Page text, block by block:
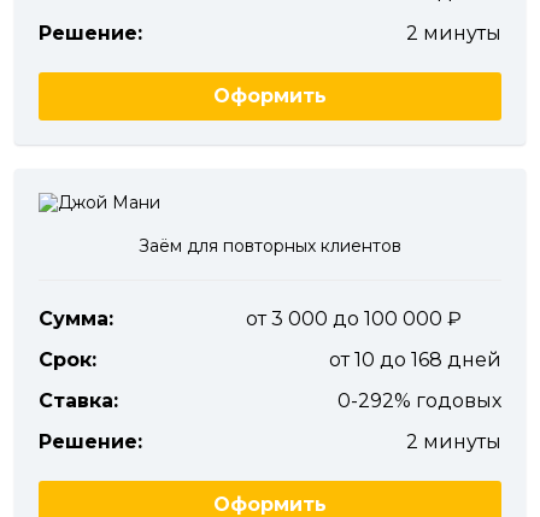
Решение:
2 минуты
Оформить
Заём для повторных клиентов
Сумма:
от 3 000 до 100 000
Срок:
от 10 до 168 дней
Ставка:
0-292% годовых
Решение:
2 минуты
Оформить